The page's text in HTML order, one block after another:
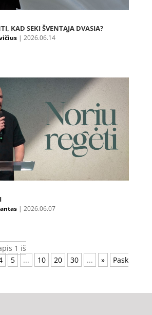
KAD SEKI ŠVENTĄJA DVASIA?
| 2026.06.14
| 2026.06.07
1 iš
5 ... 10 20 30 ... »
Pask